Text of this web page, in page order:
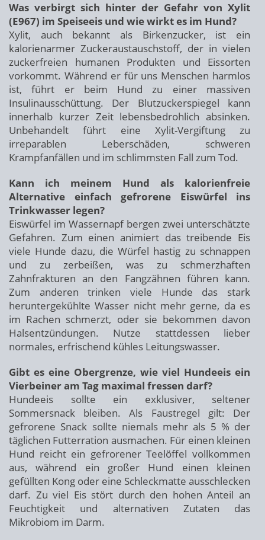
Was verbirgt sich hinter der Gefahr von Xylit
(E967) im Speiseeis und wie wirkt es im Hund?
Xylit, auch bekannt als Birkenzucker, ist ein
kalorienarmer Zuckeraustauschstoff, der in vielen
zuckerfreien humanen Produkten und Eissorten
vorkommt. Während er für uns Menschen harmlos
ist, führt er beim Hund zu einer massiven
Insulinausschüttung. Der Blutzuckerspiegel kann
innerhalb kurzer Zeit lebensbedrohlich absinken.
Unbehandelt führt eine Xylit-Vergiftung zu
irreparablen Leberschäden, schweren
Krampfanfällen und im schlimmsten Fall zum Tod.
Kann ich meinem Hund als kalorienfreie
Alternative einfach gefrorene Eiswürfel ins
Trinkwasser legen?
Eiswürfel im Wassernapf bergen zwei unterschätzte
Gefahren. Zum einen animiert das treibende Eis
viele Hunde dazu, die Würfel hastig zu schnappen
und zu zerbeißen, was zu schmerzhaften
Zahnfrakturen an den Fangzähnen führen kann.
Zum anderen trinken viele Hunde das stark
heruntergekühlte Wasser nicht mehr gerne, da es
im Rachen schmerzt, oder sie bekommen davon
Halsentzündungen. Nutze stattdessen lieber
normales, erfrischend kühles Leitungswasser.
Gibt es eine Obergrenze, wie viel Hundeeis ein
Vierbeiner am Tag maximal fressen darf?
Hundeeis sollte ein exklusiver, seltener
Sommersnack bleiben. Als Faustregel gilt: Der
gefrorene Snack sollte niemals mehr als 5 % der
täglichen Futterration ausmachen. Für einen kleinen
Hund reicht ein gefrorener Teelöffel vollkommen
aus, während ein großer Hund einen kleinen
gefüllten Kong oder eine Schleckmatte ausschlecken
darf. Zu viel Eis stört durch den hohen Anteil an
Feuchtigkeit und alternativen Zutaten das
Mikrobiom im Darm.